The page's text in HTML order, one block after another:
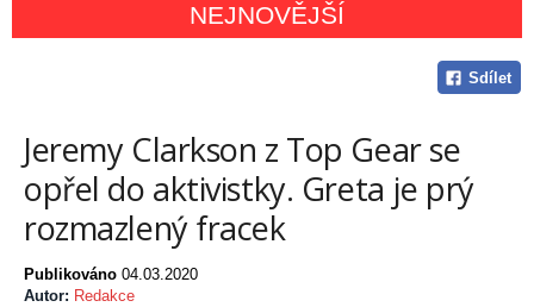
NEJNOVĚJŠÍ
Sdílet
Jeremy Clarkson z Top Gear se
opřel do aktivistky. Greta je prý
rozmazlený fracek
Publikováno 04.03.2020
Autor: Redakce